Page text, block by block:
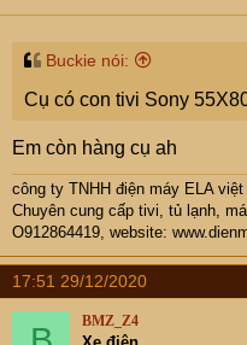
Buckie nói:
Cụ có con tivi Sony
Em còn hàng cụ ah
công ty TNHH điện máy ELA việt
Chuyên cung cấp tivi, tủ lạnh,
O912864419, website:
17:51 29/12/2020
BMZ_Z4